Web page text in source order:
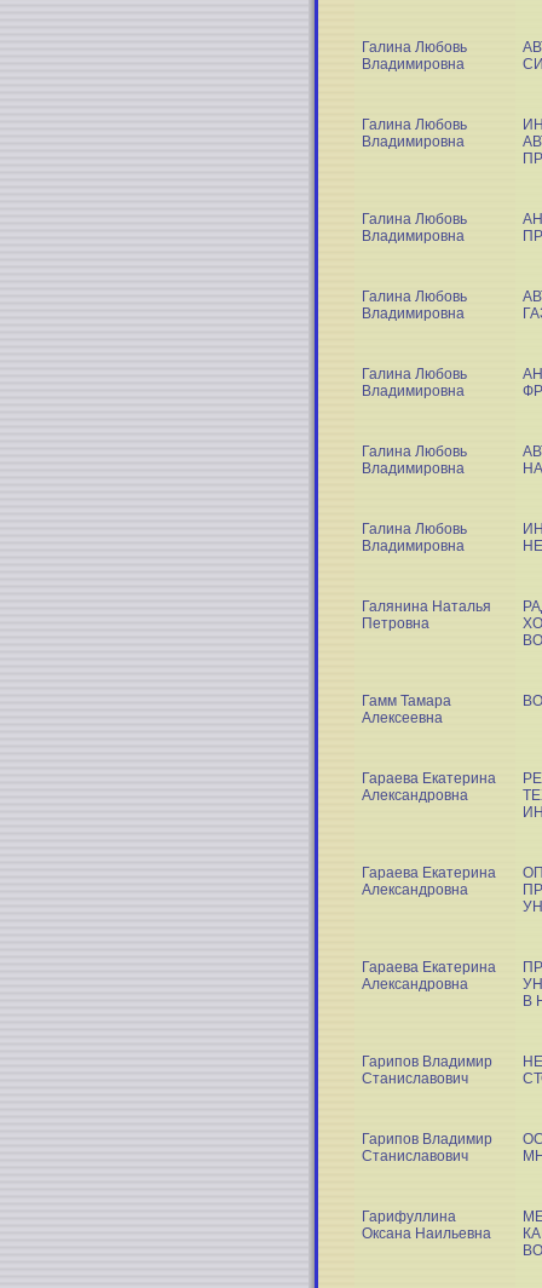
Галина Любовь
Владимировна
Галина Любовь
Владимировна
Галина Любовь
Владимировна
Галина Любовь
Владимировна
Галина Любовь
Владимировна
Галина Любовь
Владимировна
Галина Любовь
Владимировна
Галянина Наталья
Петровна
Гамм Тамара
Алексеевна
Гараева Екатерина
Александровна
Гараева Екатерина
Александровна
Гараева Екатерина
Александровна
В
Гарипов Владимир
Станиславович
Гарипов Владимир
Станиславович
Гарифуллина
Оксана Наильевна